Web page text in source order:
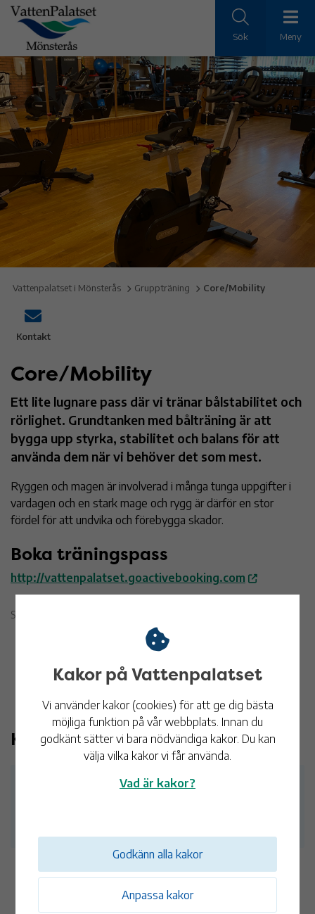
Sök Meny
Vattenpalatset i Mönsterås Gruppträning Core/Mobility
Kontakt
Core/Mobility
Ett lite lugnare pass där vi tränar bålstabilitet och
rörlighet. Grundtanken med bålträning är att
bygga upp styrka, stabilitet och balans för att
använda dem när vi behöver det som mest.
Ryggen och magen är involverad i många tunga uppgifter i
vardagen och en stark mage och rygg är därför en stor
fördel för att undvika och förebygga skador.
Boka träningspass
http://vattenpalatset.goactivebooking.com
Sidan uppdaterad 7 november 2023
Kontakt
Kakor på Vattenpalatset
Vi använder kakor (cookies) för att ge dig bästa
möjliga funktion på vår webbplats. Innan du
godkänt sätter vi bara nödvändiga kakor. Du kan
välja vilka kakor vi får använda.
Vad är kakor?
Anpassa kakor
Godkänn alla kakor